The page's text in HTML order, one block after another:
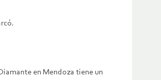
en Mendoza tiene un